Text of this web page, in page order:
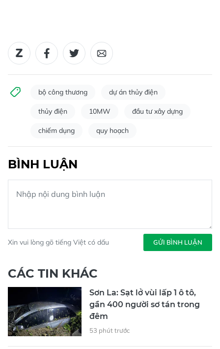
bộ công thương dự án thủy điện
thủy điện 10MW đầu tư xây dựng
chiếm dụng quy hoạch
BÌNH LUẬN
Xin vui lòng gõ tiếng Việt có dấu GỬI BÌNH LUẬN
CÁC TIN KHÁC
Sơn La: Sạt lở vùi lấp 1 ô tô,
gần 400 người sơ tán trong
đêm
53 phút trước